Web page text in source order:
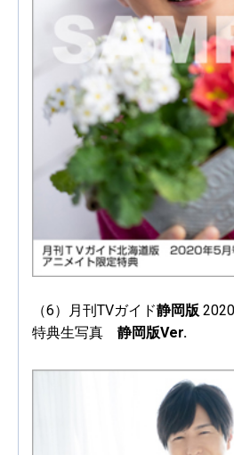
（6）月刊TVガイド静岡版
特典生写真 静岡版Ver.